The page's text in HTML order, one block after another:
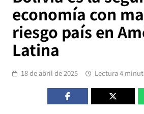
economía con
riesgo país en
Latina
18 de abril de 2025 Lectura 4